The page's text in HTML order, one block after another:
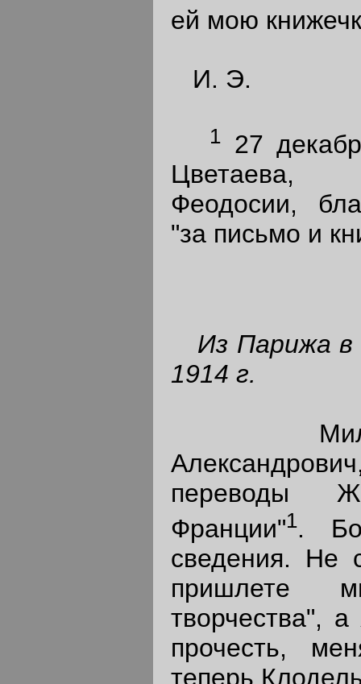
ей мою
И. Э.
1 27
Цветаева,
Феодосии,
"за письмо и
Из Парижа
1914 г.
Милый
переводы
Франции"1.
сведения. Не
пришлете
творчества",
прочесть,
теперь